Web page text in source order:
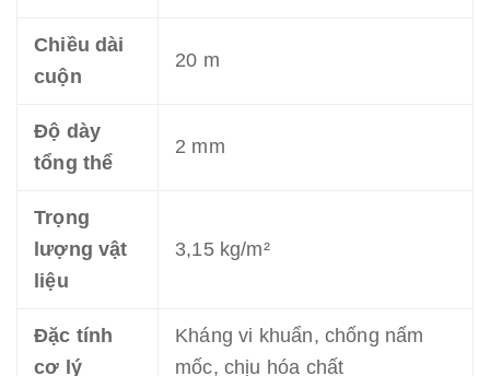
Chiều dài
cuộn
20 m
Độ dày
tổng thể
2 mm
Trọng
lượng vật
liệu
3,15 kg/m²
Đặc tính
cơ lý
Kháng vi khuẩn, chống nấm
mốc, chịu hóa chất